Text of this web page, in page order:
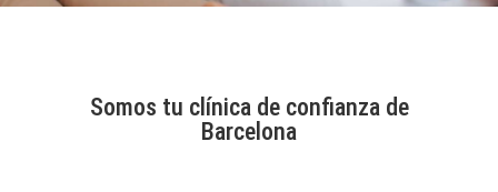
Somos tu clínica de confianza de
Barcelona